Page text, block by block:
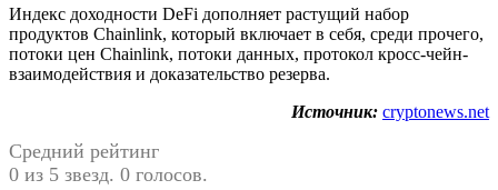
Индекс доходности DeFi дополняет растущий набор
продуктов Chainlink, который включает в себя, среди прочего,
потоки цен Chainlink, потоки данных, протокол кросс-чейн-
взаимодействия и доказательство резерва.
Источник: cryptonews.net
Средний рейтинг
0 из 5 звезд. 0 голосов.